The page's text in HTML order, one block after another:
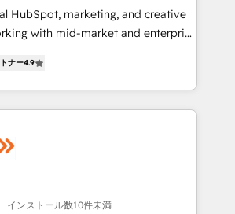
Stripe or Paypal 💰 Sage or
or Microsoft ✍️ DocuSign or
"Custom Integrations"
sync data across... 🔄 any
with Advanced Website and
using our in-house "HubScrub" Tool.
HubSpot, marketing, and creative
with mid-market and enterprise
and teams that turn
growth engine. Named
Partner of the Year in 2024,
over 15 years in the ecosystem,
operating model, delivering
consulting teams in the UK, USA,
ナー4.9
インストール数10件未満